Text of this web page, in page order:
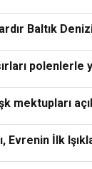
Baltık
polenlerle
mektupları
Evrenin İlk